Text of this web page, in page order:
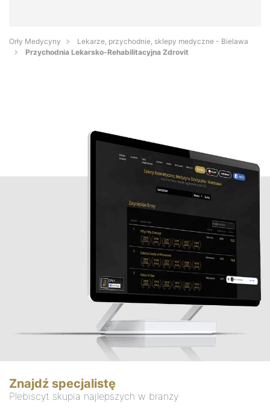
Orły Medycyny
Lekarze, przychodnie, sklepy medyczne - Bielawa
Przychodnia Lekarsko-Rehabilitacyjna Zdrovit
Znajdź specjalistę
Plebiscyt skupia najlepszych w branży